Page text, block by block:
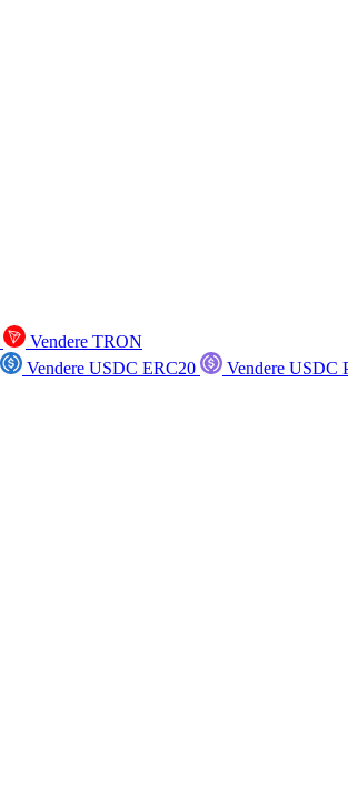
Vendere TRON
Vendere USDC ERC20
Vendere USDC